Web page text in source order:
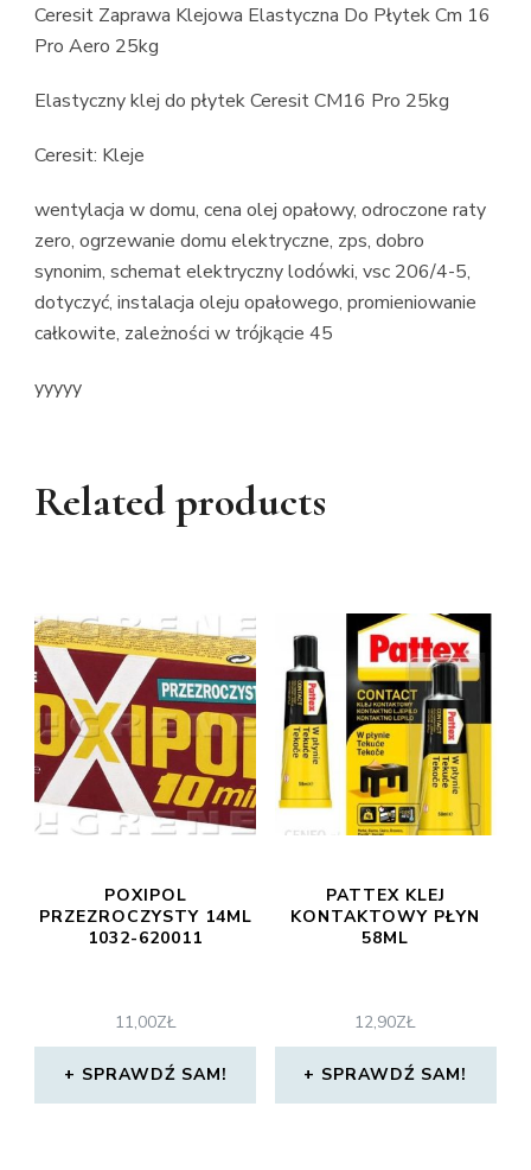
Ceresit Zaprawa Klejowa Elastyczna Do Płytek Cm 16
Pro Aero 25kg
Elastyczny klej do płytek Ceresit CM16 Pro 25kg
Ceresit: Kleje
wentylacja w domu, cena olej opałowy, odroczone raty
zero, ogrzewanie domu elektryczne, zps, dobro
synonim, schemat elektryczny lodówki, vsc 206/4-5,
dotyczyć, instalacja oleju opałowego, promieniowanie
całkowite, zależności w trójkącie 45
yyyyy
Related products
POXIPOL
PRZEZROCZYSTY 14ML
1032-620011
11,00ZŁ
SPRAWDŹ SAM!
PATTEX KLEJ
KONTAKTOWY PŁYN
58ML
12,90ZŁ
SPRAWDŹ SAM!